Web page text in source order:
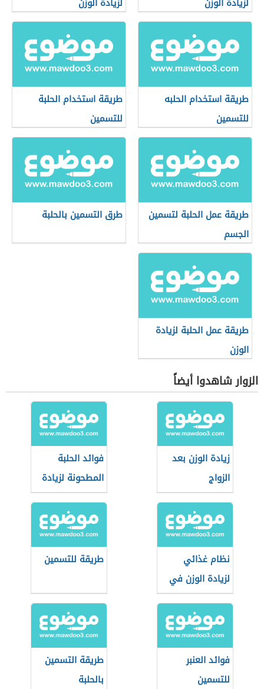
طريقة استخدام الحلبه
للتسمين
طريقة استخدام الحلبة
للتسمين
طريقة عمل الحلبة لتسمين
الجسم
طرق التسمين بالحلبة
طريقة عمل الحلبة لزيادة
الوزن
الزوار شاهدوا أيضاً
زيادة الوزن بعد
الزواج
فوائد الحلبة
المطحونة لزيادة
الوزن
نظام غذائي
لزيادة الوزن في
رمضان
طريقة للتسمين
فوائد العنبر
للتسمين
طريقة التسمين
بالحلبة